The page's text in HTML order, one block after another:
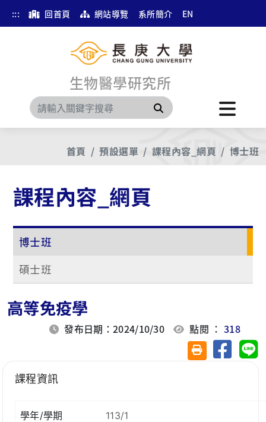
::: 回首頁 網站導覽 系所簡介 EN
生物醫學研究所
搜尋
首頁 預設選單 課程內容_網頁 博士班
課程內容_網頁
博士班
碩士班
高等免疫學
發布日期：2024/10/30 點閱 ：318
友善列印(另開視
分享至
課程資訊
學年/學期 113/1